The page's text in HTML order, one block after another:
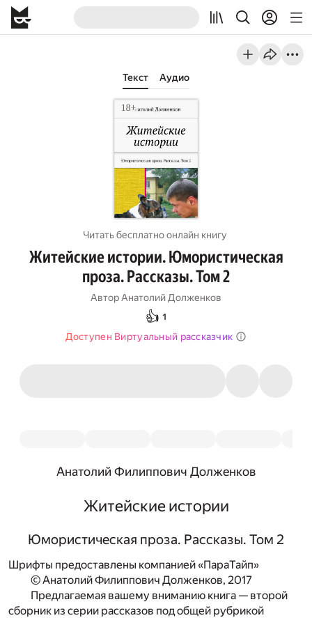
Текст Аудио
Читать бесплатно онлайн книгу
Житейские истории. Юмористическая
проза. Рассказы. Том 2
АвторАнатолий Долженков
👍 1
Доступен Виртуальный рассказчик
Анатолий Филиппович Долженков
Житейские истории
Юмористическая проза. Рассказы. Том 2
Шрифты предоставлены компанией «ПараТайп»
© Анатолий Филиппович Долженков, 2017
Предлагаемая вашему вниманию книга — второй
сборник из серии рассказов под общей рубрикой